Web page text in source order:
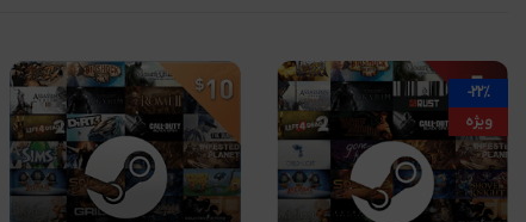
-22%
ویژه